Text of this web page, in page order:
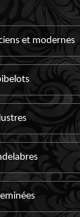
et modernes
lustres